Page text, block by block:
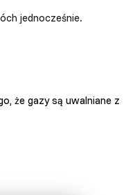
jednocześnie.
że gazy są uwalniane z